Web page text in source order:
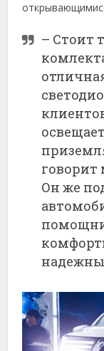
– Стоит
говорит
Он же